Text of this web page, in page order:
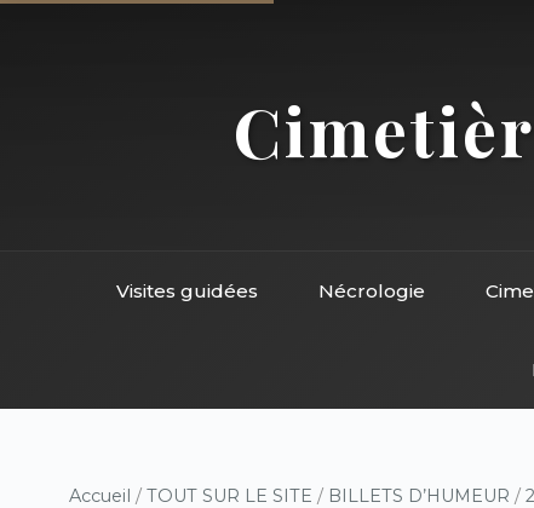
Visites guidées Nécrologie
Accueil / TOUT SUR LE SITE / BILLETS D’HUMEUR /